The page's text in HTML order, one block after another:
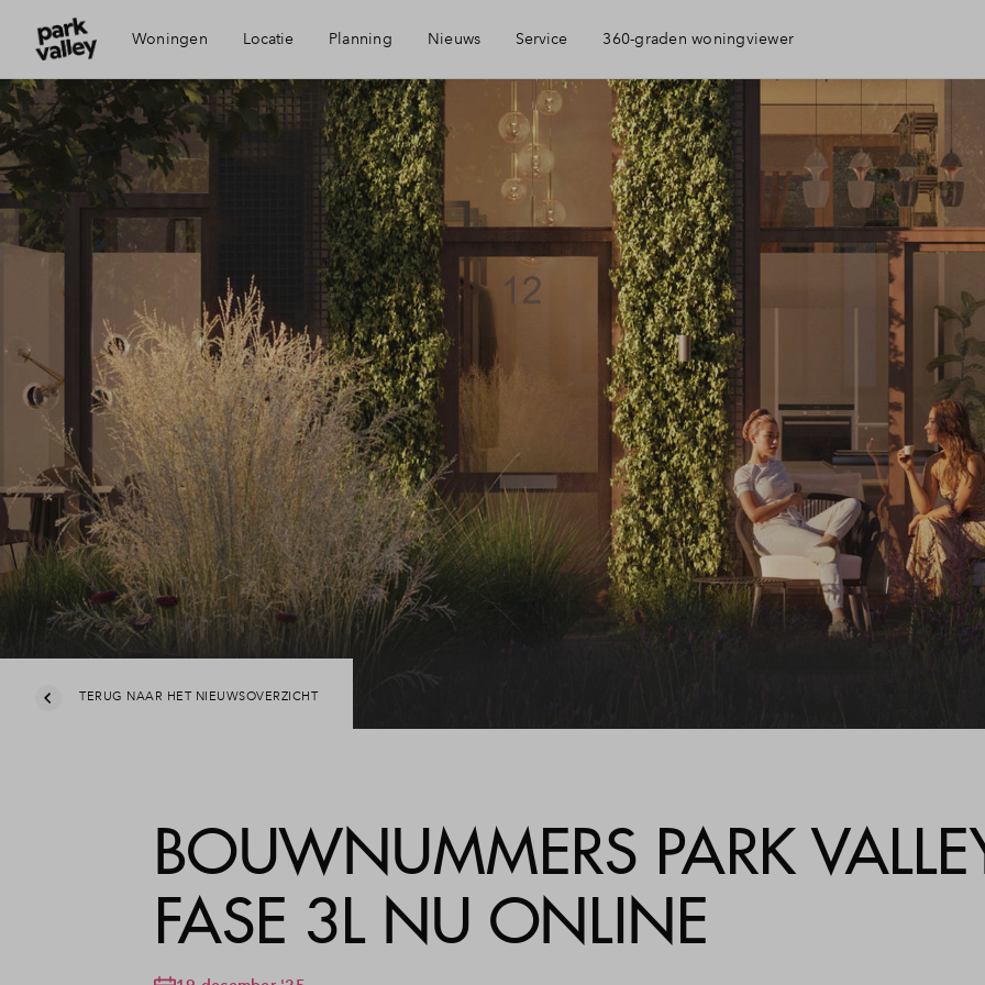
Woningen Locatie
Visie
Bereikbaarheid
Voorzieningen
Duurzaamheid
Diemen
Fase 3: een duurzaam paradepaardje
Planning Nieuws Service
Mijn Eigen Huis
Financiele check
Financiering
Toewijzing
Woning kopen
Leeswijzer
Veelgestelde vragen
360-graden woningviewer
TERUG NAAR HET NIEUWSOVERZICHT
BOUWNUMMERS PARK
FASE 3L NU ONLINE